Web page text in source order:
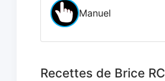
Manuel
Recettes de Brice RC